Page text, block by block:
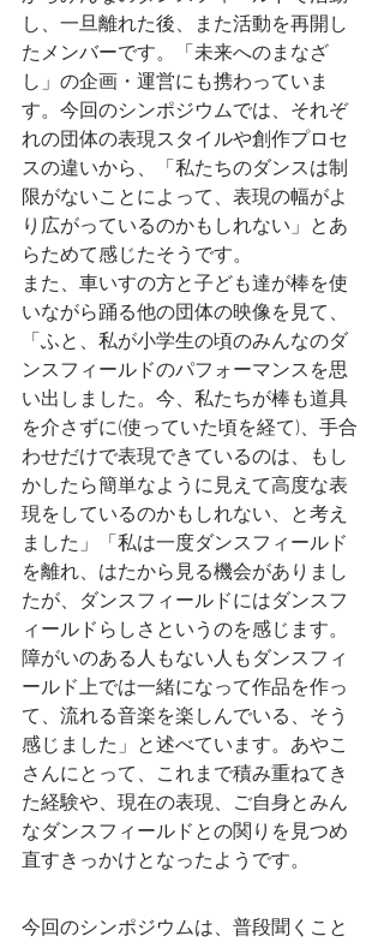
し、一旦離れた後、また活動を再開し
たメンバーです。「未来へのまなざ
し」の企画・運営にも携わっていま
す。今回のシンポジウムでは、それぞ
れの団体の表現スタイルや創作プロセ
スの違いから、「私たちのダンスは制
限がないことによって、表現の幅がよ
り広がっているのかもしれない」とあ
らためて感じたそうです。
また、車いすの方と子ども達が棒を使
いながら踊る他の団体の映像を見て、
「ふと、私が小学生の頃のみんなのダ
ンスフィールドのパフォーマンスを思
い出しました。今、私たちが棒も道具
を介さずに(使っていた頃を経て)、手合
わせだけで表現できているのは、もし
かしたら簡単なように見えて高度な表
現をしているのかもしれない、と考え
ました」「私は一度ダンスフィールド
を離れ、はたから見る機会がありまし
たが、ダンスフィールドにはダンスフ
ィールドらしさというのを感じます。
障がいのある人もない人もダンスフィ
ールド上では一緒になって作品を作っ
て、流れる音楽を楽しんでいる、そう
感じました」と述べています。あやこ
さんにとって、これまで積み重ねてき
た経験や、現在の表現、ご自身とみん
なダンスフィールドとの関りを見つめ
直すきっかけとなったようです。
今回のシンポジウムは、普段聞くこと